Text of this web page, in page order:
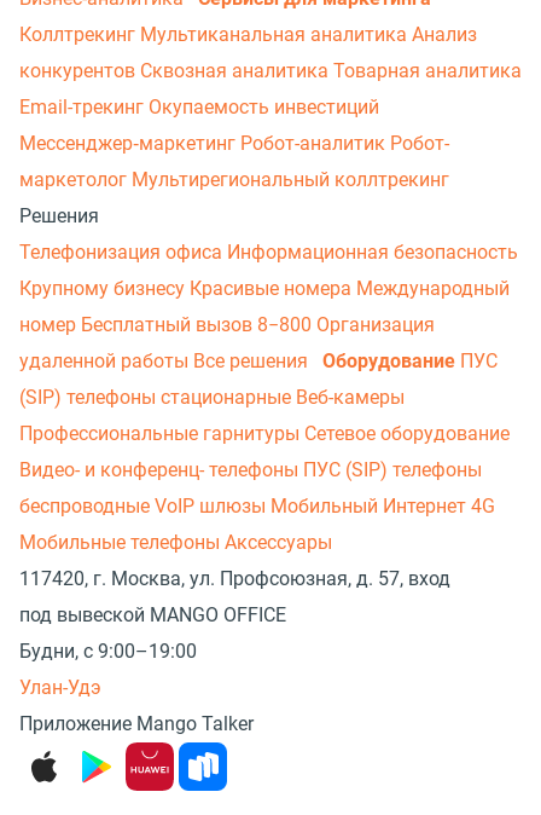
Коллтрекинг Мультиканальная аналитика Анализ
конкурентов Сквозная аналитика Товарная аналитика
Email-трекинг Окупаемость инвестиций
Мессенджер‑маркетинг Робот-аналитик Робот-
маркетолог Мультирегиональный коллтрекинг
Решения
Телефонизация офиса Информационная безопасность
Крупному бизнесу Красивые номера Международный
номер Бесплатный вызов 8−800 Организация
удаленной работы Все решения Оборудование ПУС
(SIP) телефоны стационарные Веб-камеры
Профессиональные гарнитуры Сетевое оборудование
Видео- и конференц- телефоны ПУС (SIP) телефоны
беспроводные VoIP шлюзы Мобильный Интернет 4G
Мобильные телефоны Аксессуары
117420, г. Москва, ул. Профсоюзная, д. 57, вход
под вывеской MANGO OFFICE
Будни, с 9:00–19:00
Улан-Удэ
Приложение Mango Talker